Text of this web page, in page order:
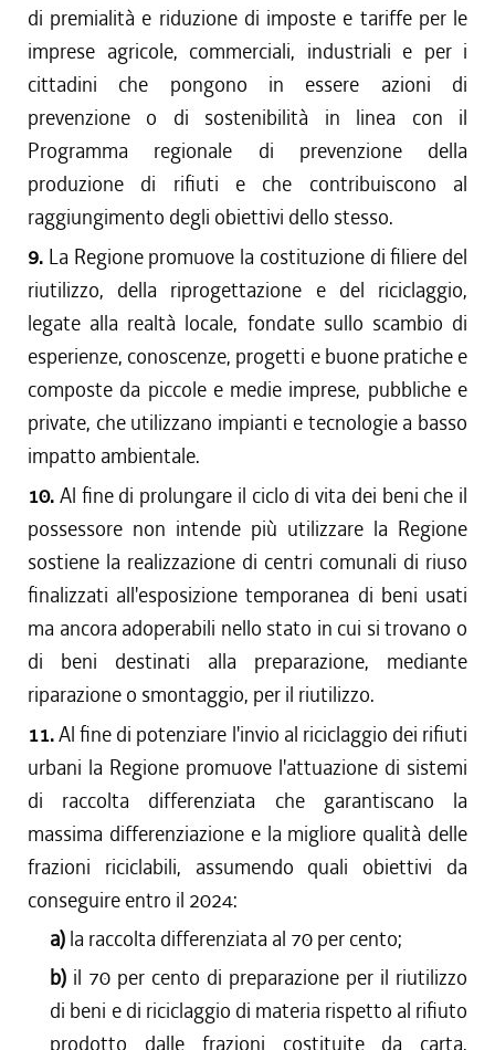
di premialità e riduzione di imposte e tariffe per le
imprese agricole, commerciali, industriali e per i
cittadini che pongono in essere azioni di
prevenzione o di sostenibilità in linea con il
Programma regionale di prevenzione della
produzione di rifiuti e che contribuiscono al
raggiungimento degli obiettivi dello stesso.
9. La Regione promuove la costituzione di filiere del
riutilizzo, della riprogettazione e del riciclaggio,
legate alla realtà locale, fondate sullo scambio di
esperienze, conoscenze, progetti e buone pratiche e
composte da piccole e medie imprese, pubbliche e
private, che utilizzano impianti e tecnologie a basso
impatto ambientale.
10. Al fine di prolungare il ciclo di vita dei beni che il
possessore non intende più utilizzare la Regione
sostiene la realizzazione di centri comunali di riuso
finalizzati all'esposizione temporanea di beni usati
ma ancora adoperabili nello stato in cui si trovano o
di beni destinati alla preparazione, mediante
riparazione o smontaggio, per il riutilizzo.
11.Al fine di potenziare l'invio al riciclaggio dei rifiuti
urbani la Regione promuove l'attuazione di sistemi
di raccolta differenziata che garantiscano la
massima differenziazione e la migliore qualità delle
frazioni riciclabili, assumendo quali obiettivi da
conseguire entro il 2024:
a) la raccolta differenziata al 70 per cento;
b) il 70 per cento di preparazione per il riutilizzo
di beni e di riciclaggio di materia rispetto al rifiuto
prodotto dalle frazioni costituite da carta,